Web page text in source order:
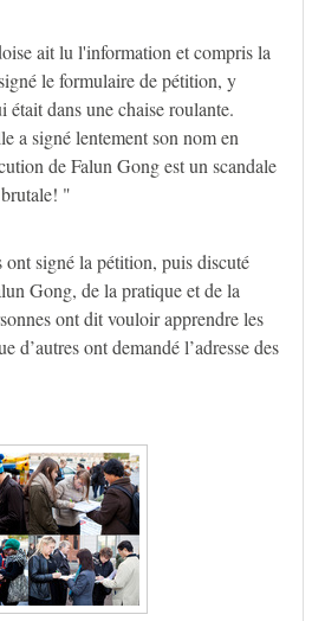
ait lu l'information et compris la
le formulaire de pétition, y
dans une chaise roulante.
a signé lentement son nom en
de Falun Gong est un scandale
"
ont signé la pétition, puis discuté
Gong, de la pratique et de la
ont dit vouloir apprendre les
d’autres ont demandé l’adresse des